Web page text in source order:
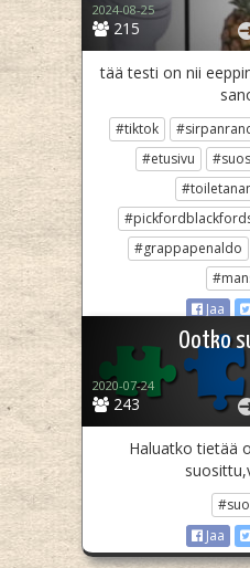
215
2024-08-25
tää testi on nii
#tiktok
#etusivu
#grappapenaldo
Jaa
Ootko
243
2020-07-24
Haluatko tietää
Jaa